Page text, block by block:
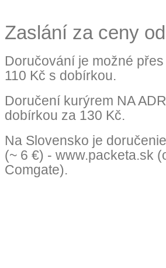
Zaslání za ceny
Doručování je možné
110 Kč s dobírkou.
Doručení kurýrem NA
dobírkou za 130 Kč.
Na Slovensko je
(~ 6 €) - www.packeta.sk
Comgate).